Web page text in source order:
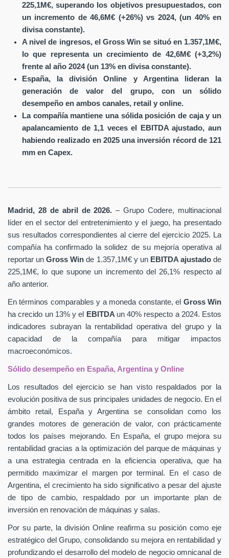
225,1M€, superando los objetivos presupuestados, con
un incremento de 46,6M€ (+26%) vs 2024, (un 40% en
divisa constante).
A nivel de ingresos, el Gross Win se situó en 1.357,1M€,
lo que representa un crecimiento de 42,6M€ (+3,2%)
frente al año 2024 (un 13% en divisa constante).
España, la división Online y Argentina lideran la
generación de valor del grupo, con un sólido
desempeño en ambos canales, retail y online.
La compañía mantiene una sólida posición de caja y un
apalancamiento de 1,1 veces el EBITDA ajustado, aun
habiendo realizado en 2025 una inversión récord de 121
mm en Capex.
Madrid, 28 de abril de 2026. – Grupo Codere, multinacional
líder en el sector del entretenimiento y el juego, ha presentado
sus resultados correspondientes al cierre del ejercicio 2025. La
compañía ha confirmado la solidez de su mejoría operativa al
reportar unGross Winde 1.357,1M€ y un EBITDA ajustadode
225,1M€, lo que supone un incremento del 26,1% respecto al
año anterior.
En términos comparables y a moneda constante, el Gross Win
ha crecido un 13% y el
EBITDA un 40% respecto a 2024. Estos
indicadores subrayan la rentabilidad operativa del grupo y la
capacidad de la compañía para mitigar impactos
macroeconómicos.
Sólido desempeño en España, Argentina y Online
Los resultados del ejercicio se han visto respaldados por la
evolución positiva de sus principales unidades de negocio. En el
ámbito retail, España y Argentina se consolidan como los
grandes motores de generación de valor, con prácticamente
todos los países mejorando. En España, el grupo mejora su
rentabilidad gracias a la optimización del parque de máquinas y
a una estrategia centrada en la eficiencia operativa, que ha
permitido maximizar el margen por terminal. En el caso de
Argentina, el crecimiento ha sido significativo a pesar del ajuste
de tipo de cambio, respaldado por un importante plan de
inversión en renovación de máquinas y salas.
Por su parte, la división Online reafirma su posición como eje
estratégico del Grupo, consolidando su mejora en rentabilidad y
profundizando el desarrollo del modelo de negocio omnicanal de